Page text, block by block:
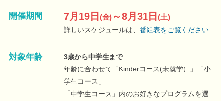
開催期間 7月19日(金) ～8月31日(土)
詳しいスケジュールは、番組表をご覧ください
対象年齢
3歳から中学生まで
年齢に合わせて「Kinderコース(未就学）」「小
学生コース」
「中学生コース」内のお好きなプログラムを選